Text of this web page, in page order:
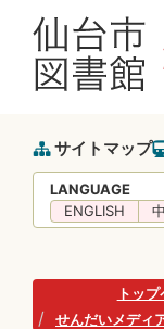
サイトマップ
LANGUAGE
ENGLISH
トッ
せんだいメディ